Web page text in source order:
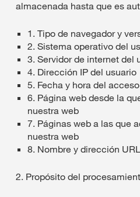
almacenada hasta que es
1. Tipo de navegador y
2. Sistema operativo del
3. Servidor de internet del
4. Dirección IP del usuario
5. Fecha y hora del acceso
6. Página web desde la
nuestra web
7. Páginas web a las que
nuestra web
8. Nombre y dirección
2. Propósito del